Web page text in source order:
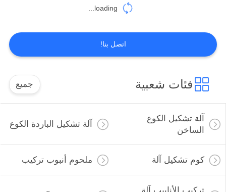
loading...
اتصل بنا!
فئات شعبية جميع
آلة تشكيل الكوع
الساخن
آلة تشكيل الباردة الكوع
كوم تشكيل آلة ملحوم أنبوب تركيب